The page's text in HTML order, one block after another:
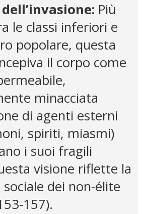
Più
le classi inferiori e
popolare, questa
il corpo come
minacciata
di agenti esterni
spiriti, miasmi)
i suoi fragili
visione riflette la
dei non-élite
157).